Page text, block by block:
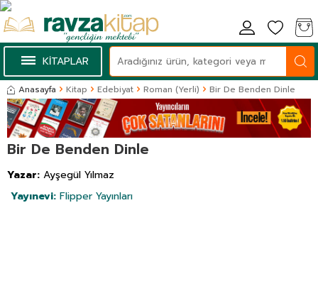
KİTAPLAR
Anasayfa Kitap Edebiyat Roman (Yerli) Bir De Benden Dinle
Bir De Benden Dinle
Yazar: Ayşegül Yılmaz
Yayınevi: Flipper Yayınları